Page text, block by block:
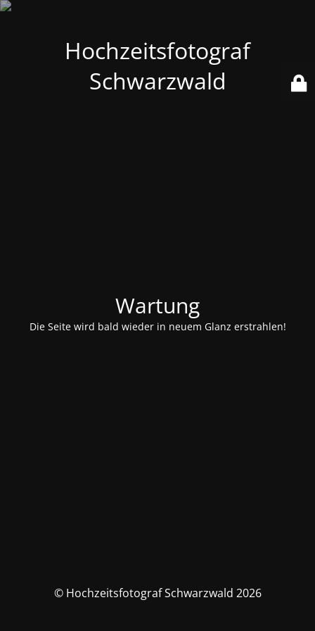
Hochzeitsfotograf
Schwarzwald
Wartung
Die Seite wird bald wieder in neuem Glanz erstrahlen!
© Hochzeitsfotograf Schwarzwald 2026